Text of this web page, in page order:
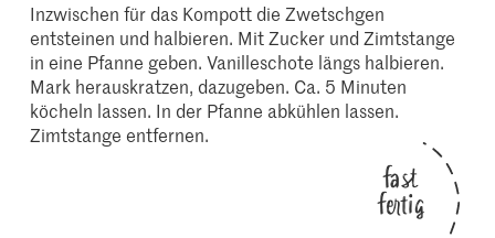
Inzwischen für das Kompott die Zwetschgen
entsteinen und halbieren. Mit Zucker und Zimtstange
in eine Pfanne geben. Vanilleschote längs halbieren.
Mark herauskratzen, dazugeben. Ca. 5 Minuten
köcheln lassen. In der Pfanne abkühlen lassen.
Zimtstange entfernen.
fast
fertig